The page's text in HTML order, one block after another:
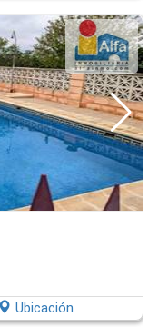
Ubicación